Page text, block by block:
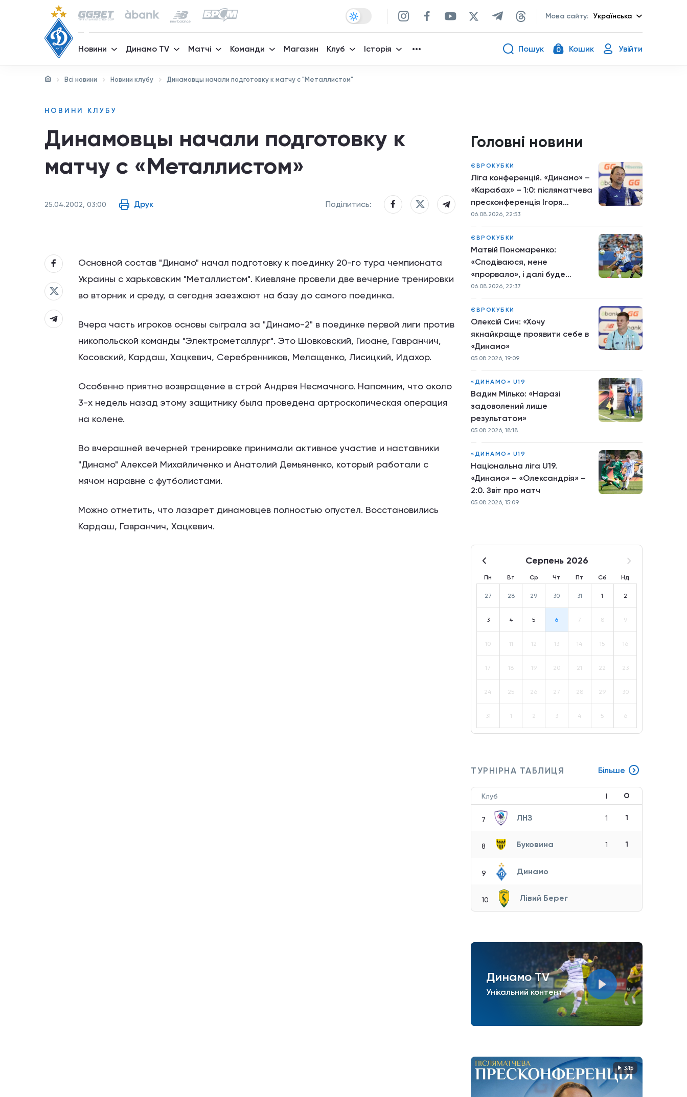
Мова сайту: Українська
Новини Динамо TV Матчі Команди Магазин Клуб Історія Пошук 0 Кошик Увійти
Всі новини Новини клубу Динамовцы начали подготовку к матчу с "Металлистом"
НОВИНИ КЛУБУ
Динамовцы начали подготовку к
матчу с «Металлистом»
25.04.2002, 03:00 Друк Поділитись:
Основной состав "Динамо" начал подготовку к поединку 20-го тура чемпионата
Украины с харьковским "Металлистом". Киевляне провели две вечерние тренировки
во вторник и среду, а сегодня заезжают на базу до самого поединка.
Вчера часть игроков основы сыграла за "Динамо-2" в поединке первой лиги против
никопольской команды "Электрометаллург". Это Шовковский, Гиоане, Гавранчич,
Косовский, Кардаш, Хацкевич, Серебренников, Мелащенко, Лисицкий, Идахор.
Особенно приятно возвращение в строй Андрея Несмачного. Напомним, что около
3-х недель назад этому защитнику была проведена артроскопическая операция
на колене.
Во вчерашней вечерней тренировке принимали активное участие и наставники
"Динамо" Алексей Михайличенко и Анатолий Демьяненко, который работали с
мячом наравне с футболистами.
Можно отметить, что лазарет динамовцев полностью опустел. Восстановились
Кардаш, Гавранчич, Хацкевич.
Головні новини
ЄВРОКУБКИ
Ліга конференцій. «Динамо» –
«Карабах» – 1:0: післяматчева
пресконференція Ігоря
Костюка
06.08.2026, 22:53
ЄВРОКУБКИ
Матвій Пономаренко:
«Сподіваюся, мене
«прорвало», і далі буде
більше»
06.08.2026, 22:37
ЄВРОКУБКИ
Олексій Сич: «Хочу
якнайкраще проявити себе в
«Динамо»
05.08.2026, 19:09
«ДИНАМО» U19
Вадим Мілько: «Наразі
задоволений лише
результатом»
05.08.2026, 18:18
«ДИНАМО» U19
Національна ліга U19.
«Динамо» – «Олександрія» –
2:0. Звіт про матч
05.08.2026, 15:09
Серпень 2026
Пн Вт Ср Чт Пт Сб Нд
27 28 29 30 31 1 2
3 4 5 6 7 8 9
10 11 12 13 14 15 16
17 18 19 20 21 22 23
24 25 26 27 28 29 30
31 1 2 3 4 5 6
ТУРНІРНА ТАБЛИЦЯ Більше
Клуб І О
7 ЛНЗ 1 1
8 Буковина 1 1
9 Динамо
10 Лівий Берег
Динамо TV
Унікальний контент
3:15